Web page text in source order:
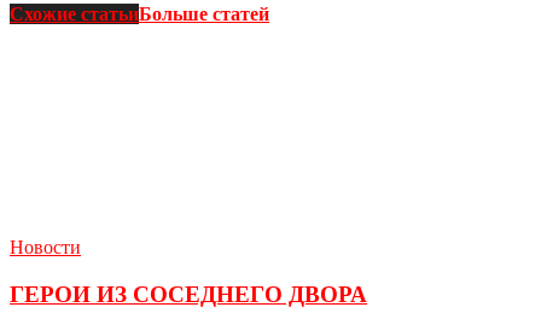
Схожие статьиБольше статей
Новости
ГЕРОИ ИЗ СОСЕДНЕГО ДВОРА